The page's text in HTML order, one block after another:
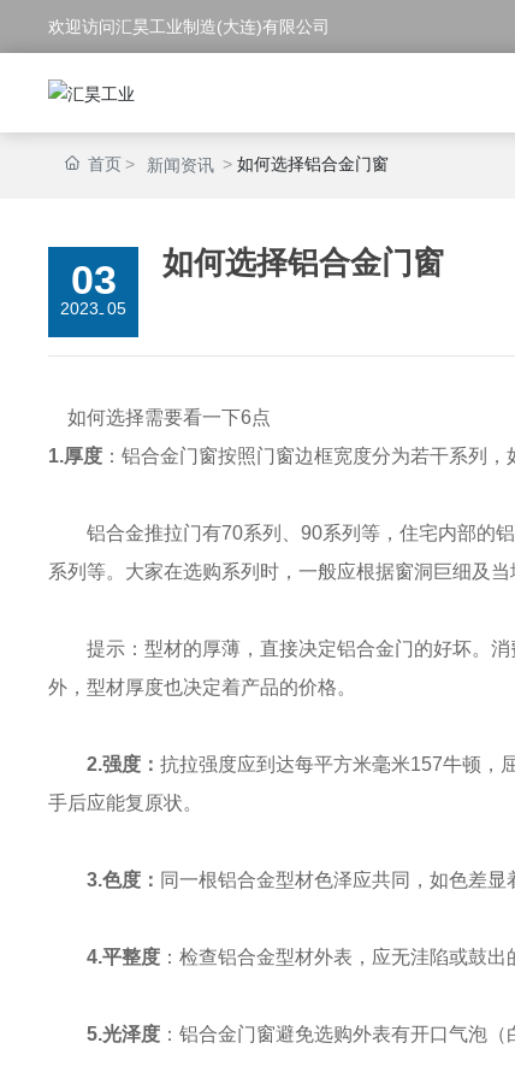
欢迎访问汇昊工业制造(大连)有限公司
首页 新闻资讯 如何选择铝合金门窗
03
2023-05
如何选择铝合金门窗
如何选择需要看一下6点
1.厚度 ：铝合金门窗按照门窗边框宽度分为若干系列
铝合金推拉门有70系列、90系列等，住宅内部的铝
系列等。大家在选购系列时，一般应根据窗洞巨细及
提示：型材的厚薄，直接决定铝合金门的好坏。消
外，型材厚度也决定着产品的价格。
2.强度：抗拉强度应到达每平方米毫米157牛顿，
手后应能复原状。
3.色度： 同一根铝合金型材色泽应共同，如色差显
4.平整度 ：检查铝合金型材外表，应无洼陷或鼓出
5.光泽度 ：铝合金门窗避免选购外表有开口气泡